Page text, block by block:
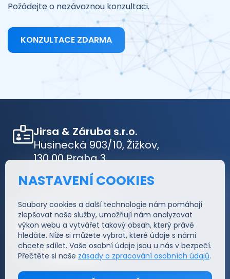
Požádejte o nezávaznou konzultaci.
KONZULTACE ZDARMA
Jirsa & Záruba s.r.o.
Husinecká 903/10, Žižkov,
130 00 Praha 3
IČ: 05348633
DIČ: CZ05348633
jakub@j-z.cz
@JirsaZaruba
Informace
Cena
Funkce
NASTAVENÍ COOKIES
Soubory cookies a další technologie nám pomáhají
zlepšovat naše služby, umožňují nám analyzovat
výkon webu a vytvářet takový obsah, který právě
hledáte. Níže si můžete vybrat, které údaje s námi
chcete sdílet. Vaše osobní údaje jsou u nás v bezpečí.
Přečtěte si naše zásady o zpracování osobních údajů.